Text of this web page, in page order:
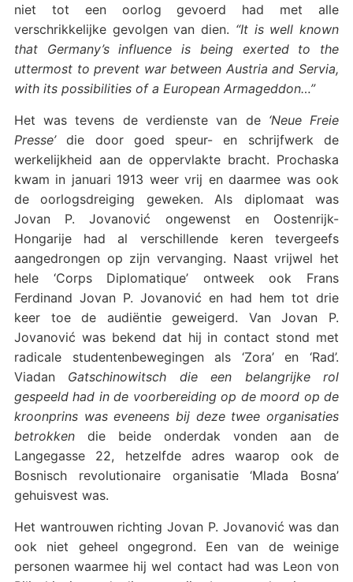
niet tot een oorlog gevoerd had met alle
verschrikkelijke gevolgen van dien. “It is well known
that Germany’s influence is being exerted to the
uttermost to prevent war between Austria and Servia,
with its possibilities of a European Armageddon…”
Het was tevens de verdienste van de ‘Neue Freie
Presse’die door goed speur- en schrijfwerk de
werkelijkheid aan de oppervlakte bracht. Prochaska
kwam in januari 1913 weer vrij en daarmee was ook
de oorlogsdreiging geweken. Als diplomaat was
Jovan P. Jovanović ongewenst en Oostenrijk-
Hongarije had al verschillende keren tevergeefs
aangedrongen op zijn vervanging. Naast vrijwel het
hele ‘Corps Diplomatique’ ontweek ook Frans
Ferdinand Jovan P. Jovanović en had hem tot drie
keer toe de audiëntie geweigerd. Van Jovan P.
Jovanović was bekend dat hij in contact stond met
radicale studentenbewegingen als ‘Zora’ en ‘Rad’.
Viadan Gatschinowitsch die een belangrijke rol
gespeeld had in de voorbereiding op de moord op de
kroonprins was eveneens bij deze twee organisaties
betrokkendie beide onderdak vonden aan de
Langegasse 22, hetzelfde adres waarop ook de
Bosnisch revolutionaire organisatie ‘Mlada Bosna’
gehuisvest was.
Het wantrouwen richting Jovan P. Jovanović was dan
ook niet geheel ongegrond. Een van de weinige
personen waarmee hij wel contact had was Leon von